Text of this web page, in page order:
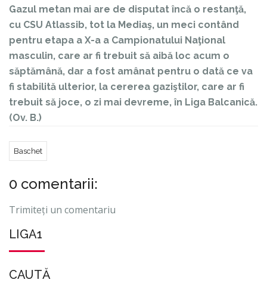
Gazul metan mai are de disputat încă o restanţă,
cu CSU Atlassib, tot la Mediaş, un meci contând
pentru etapa a X-a a Campionatului Naţional
masculin, care ar fi trebuit să aibă loc acum o
săptămână, dar a fost amânat pentru o dată ce va
fi stabilită ulterior, la cererea gaziştilor, care ar fi
trebuit să joce, o zi mai devreme, în Liga Balcanică.
(Ov. B.)
Baschet
0 comentarii:
Trimiteți un comentariu
LIGA1
CAUTĂ